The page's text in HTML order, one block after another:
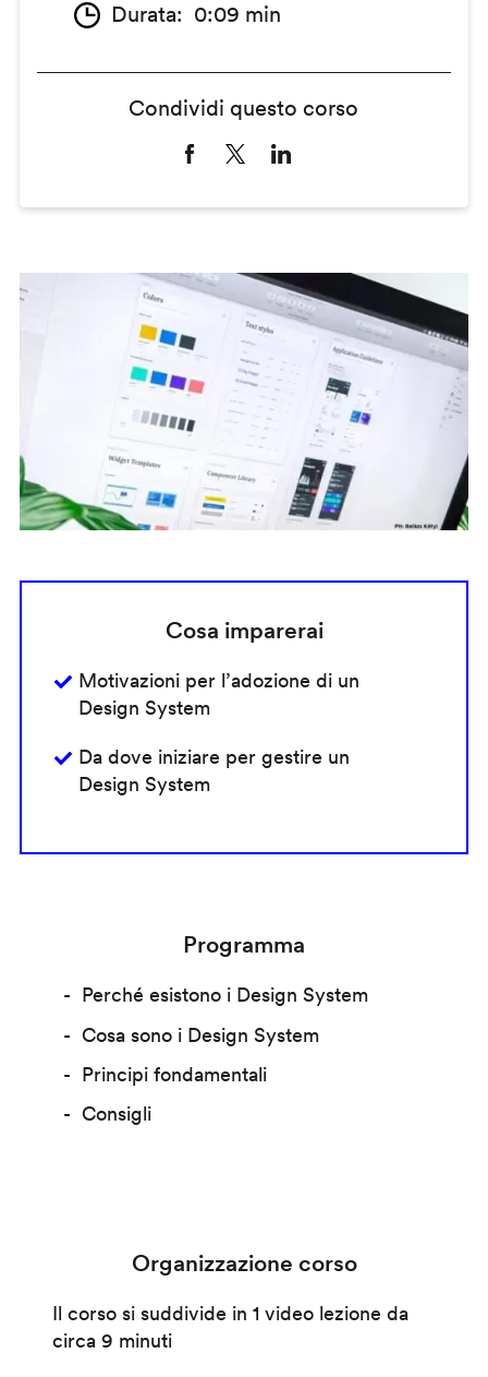
Durata 0:09 min
Condividi questo corso
Cosa imparerai
Motivazioni per l’adozione di un
Design System
Da dove iniziare per gestire un
Design System
Programma
Perché esistono i Design System
Cosa sono i Design System
Principi fondamentali
Consigli
Organizzazione corso
Il corso si suddivide in 1 video lezione da
circa 9 minuti